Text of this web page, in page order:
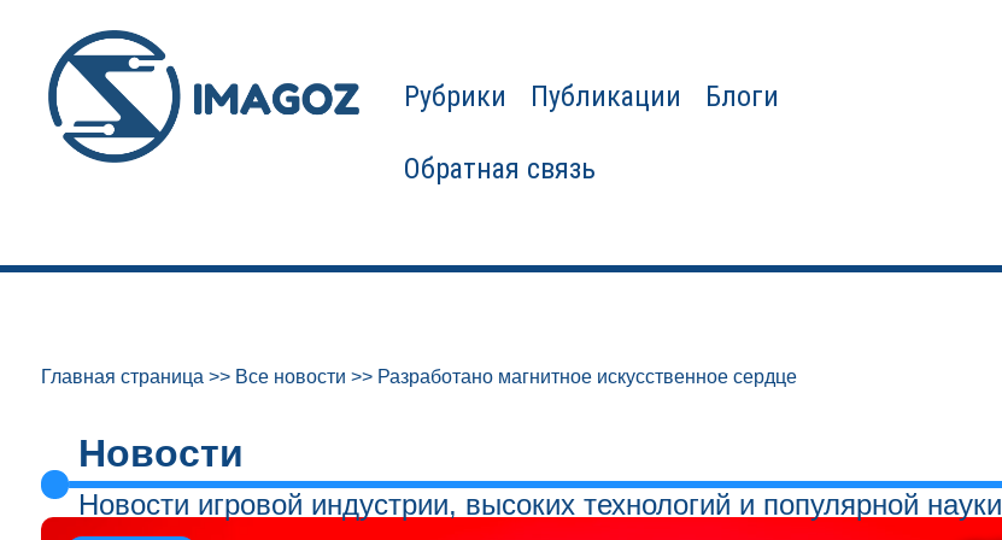
Рубрики Публикации Блоги
Обратная связь
Главная страница >> Все новости >> Разработано магнитное искусственное сердце
Новости
Новости игровой индустрии, высоких технологий и популярной науки